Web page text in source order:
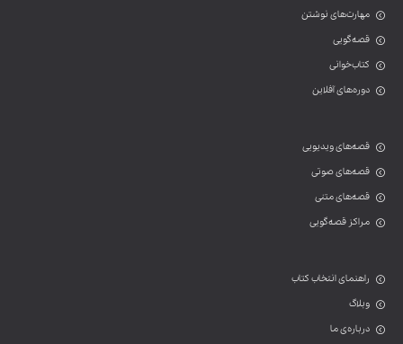
مهارت‌های نوشتن
قصه‌گویی
کتاب‌خوانی
دوره‌های آفلاین
قصه‌های ویدیویی
قصه‌های صوتی
قصه‌های متنی
مراکز قصه‌گویی
راهنمای انتخاب کتاب
وبلاگ
درباره‌ی ما